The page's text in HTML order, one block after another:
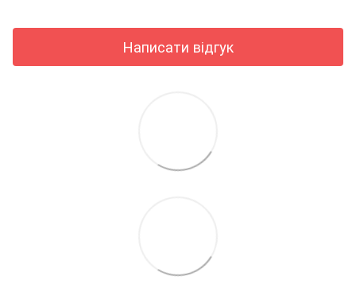
Написати відгук